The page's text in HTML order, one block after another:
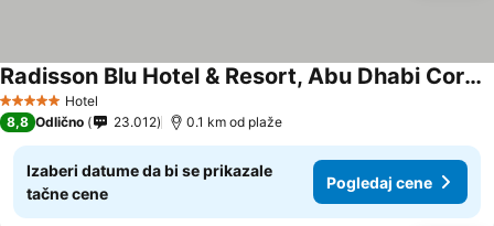
5 ZvezdiceHotel
Radisson Blu Hotel & Resort, Abu Dhabi Corniche
Pogledaj cene
8,8 Odlično 23.012 0.1 km od plaže
Izaberi datume da bi se prikazale
tačne cene
Pogledaj cene